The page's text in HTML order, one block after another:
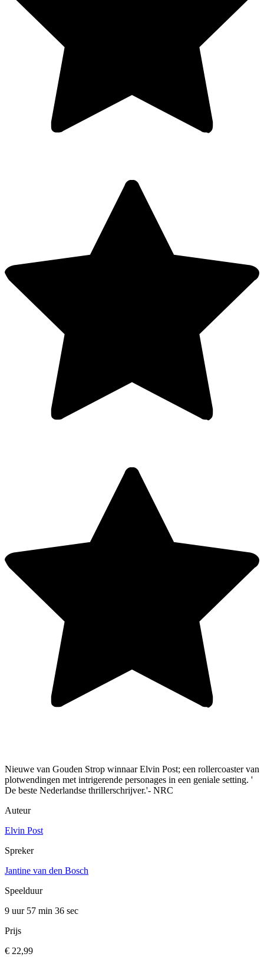
Nieuwe van Gouden Strop winnaar Elvin Post; een rollercoaster van
plotwendingen met intrigerende personages in een geniale setting. '
De beste Nederlandse thrillerschrijver.'- NRC
Auteur
Elvin Post
Spreker
Jantine van den Bosch
Speelduur
9 uur 57 min 36 sec
Prijs
€ 22,99